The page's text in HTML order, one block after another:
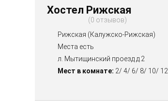
Хостел Рижская
0 отзывов
Рижская (Калужско-Рижская)
Места есть
л. Мытищинский проезд д.2
Мест в комнате: 2/ 4/ 6/ 8/ 10/ 12